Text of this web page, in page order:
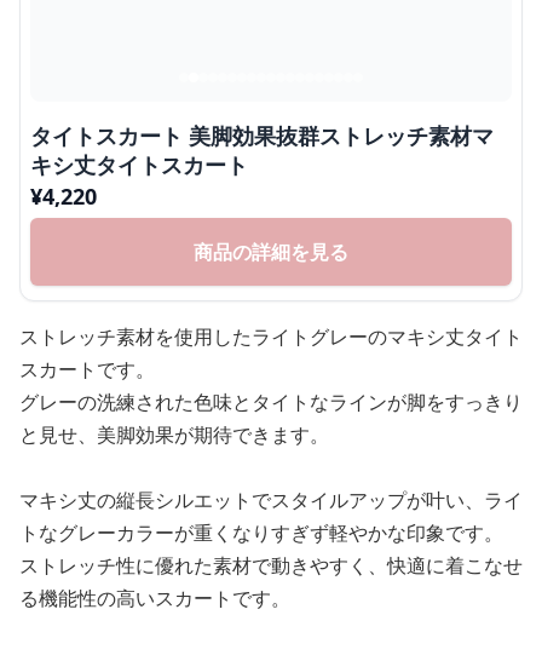
タイトスカート 美脚効果抜群ストレッチ素材マ
キシ丈タイトスカート
¥4,220
商品の詳細を見る
ストレッチ素材を使用したライトグレーのマキシ丈タイト
スカートです。
グレーの洗練された色味とタイトなラインが脚をすっきり
と見せ、美脚効果が期待できます。
マキシ丈の縦長シルエットでスタイルアップが叶い、ライ
トなグレーカラーが重くなりすぎず軽やかな印象です。
ストレッチ性に優れた素材で動きやすく、快適に着こなせ
る機能性の高いスカートです。